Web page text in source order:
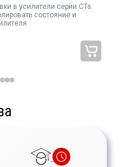
в усилители серии CTs.
состояние и